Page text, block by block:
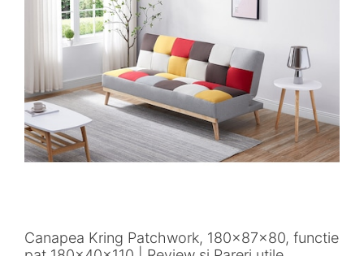
Canapea Kring Patchwork, 180x87x80, functie